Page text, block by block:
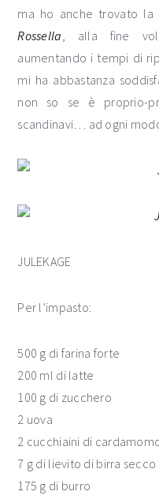
ma ho anche trovato
Rossella, alla fine
aumentando i tempi di
mi ha abbastanza
non so se è proprio-
scandinavi… ad ogni
JULEKAGE
Per l’impasto:
500 g di farina forte
200 ml di latte
100 g di zucchero
2 uova
2 cucchiaini di
7 g di lievito di birra secco
175 g di burro